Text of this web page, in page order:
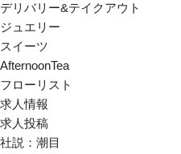
デリバリー&テイクアウト
ジュエリー
スイーツ
AfternoonTea
フローリスト
求人情報
求人投稿
社説：潮目